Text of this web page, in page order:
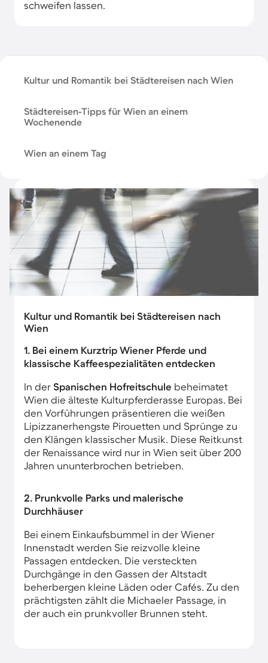
schweifen lassen.
Kultur und Romantik bei Städtereisen nach Wien
Städtereisen-Tipps für Wien an einem
Wochenende
Wien an einem Tag
Kultur und Romantik bei Städtereisen nach
Wien
1. Bei einem Kurztrip Wiener Pferde und
klassische Kaffeespezialitäten entdecken
In der Spanischen Hofreitschule beheimatet
Wien die älteste Kulturpferderasse Europas. Bei
den Vorführungen präsentieren die weißen
Lipizzanerhengste Pirouetten und Sprünge zu
den Klängen klassischer Musik. Diese Reitkunst
der Renaissance wird nur in Wien seit über 200
Jahren ununterbrochen betrieben.
2. Prunkvolle Parks und malerische
Durchhäuser
Bei einem Einkaufsbummel in der Wiener
Innenstadt werden Sie reizvolle kleine
Passagen entdecken. Die versteckten
Durchgänge in den Gassen der Altstadt
beherbergen kleine Läden oder Cafés. Zu den
prächtigsten zählt die Michaeler Passage, in
der auch ein prunkvoller Brunnen steht.